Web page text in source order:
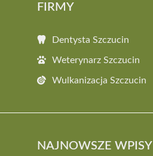
FIRMY
Dentysta Szczucin
Weterynarz Szczucin
Wulkanizacja Szczucin
NAJNOWSZE WPISY